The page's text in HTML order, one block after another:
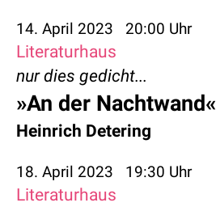
14. April 2023 20:00 Uhr
Literaturhaus
nur dies gedicht...
»An der Nachtwand«
Heinrich Detering
18. April 2023 19:30 Uhr
Literaturhaus